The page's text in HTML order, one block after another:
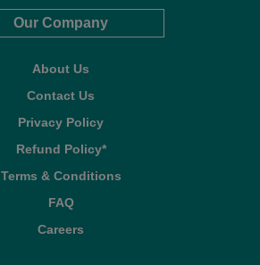
Our Company
About Us
Contact Us
Privacy Policy
Refund Policy*
Terms & Conditions
FAQ
Careers